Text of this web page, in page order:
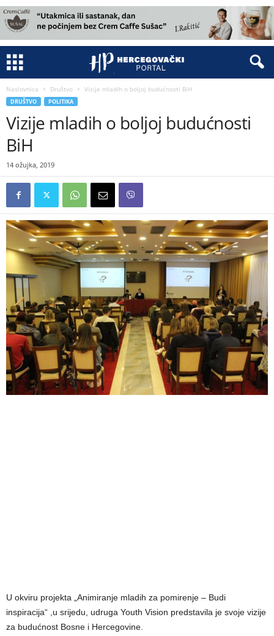
Naslovnica Društvo Vizije mladih o boljoj budućnosti BiH
DRUŠTVO POLITIKA
Vizije mladih o boljoj budućnosti
BiH
14 ožujka, 2019
U okviru projekta „Animiranje mladih za pomirenje – Budi
inspiracija“ ,u srijedu, udruga Youth Vision predstavila je svoje vizije
za budućnost Bosne i Hercegovine.